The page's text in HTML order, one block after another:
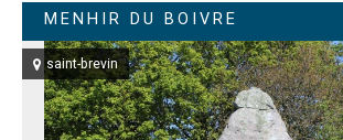
MENHIR DU BOIVRE
saint-brevin